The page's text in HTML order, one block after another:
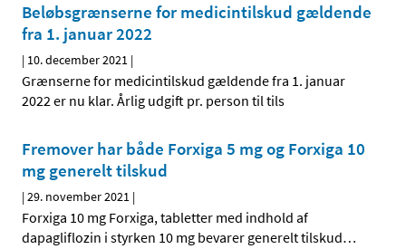
Beløbsgrænserne for medicintilskud gældende
fra 1. januar 2022
| 10. december 2021 |
Grænserne for medicintilskud gældende fra 1. januar
2022 er nu klar. Årlig udgift pr. person til tils
Fremover har både Forxiga 5 mg og Forxiga 10
mg generelt tilskud
|29. november 2021 |
Forxiga 10 mg Forxiga, tabletter med indhold af
dapagliflozin i styrken 10 mg bevarer generelt tilskud…